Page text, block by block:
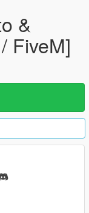
&
FiveM]